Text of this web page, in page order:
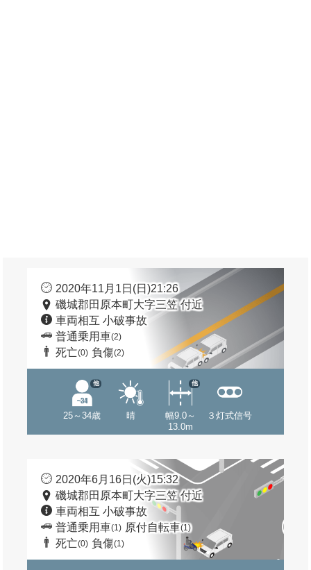
2020年11月1日(日)21:26
磯城郡田原本町大字三笠 付近
車両相互 小破事故
普通乗用車(2)
死亡(0) 負傷(2)
25～34歳
他
晴
幅9.0～
13.0m
他
３灯式信号
2020年6月16日(火)15:32
磯城郡田原本町大字三笠 付近
車両相互 小破事故
普通乗用車(1) 原付自転車(1)
死亡(0) 負傷(1)